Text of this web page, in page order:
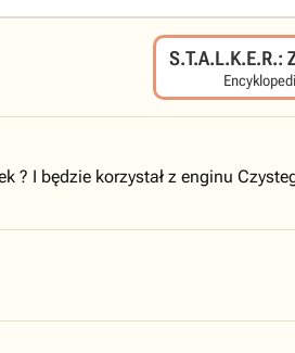
S.T.A.L.K.E.R.:
? I będzie korzystał z enginu